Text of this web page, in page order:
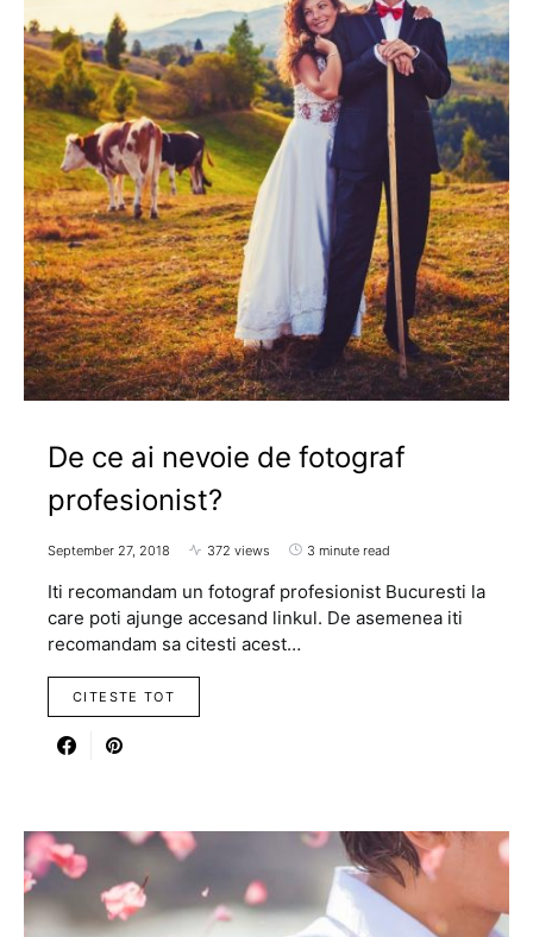
De ce ai nevoie de fotograf
profesionist?
September 27, 2018 372 views 3 minute read
Iti recomandam un fotograf profesionist Bucuresti la
care poti ajunge accesand linkul. De asemenea iti
recomandam sa citesti acest…
CITESTE TOT